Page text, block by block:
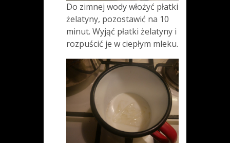
Do zimnej wody włożyć płatki
żelatyny, pozostawić na 10
minut. Wyjąć płatki żelatyny i
rozpuścić je w ciepłym mleku.